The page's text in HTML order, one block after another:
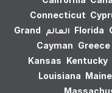
Connecticut
Florida العالم
Grand
Cayman Greece
Kansas Kentucky
Louisiana Maine